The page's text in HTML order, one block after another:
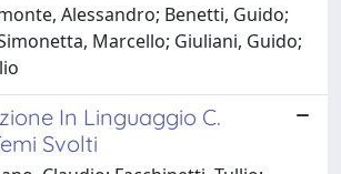
Alessandro; Benetti, Guido;
Marcello; Giuliani, Guido;
In Linguaggio C.
Svolti